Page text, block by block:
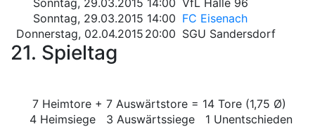
Sonntag, 29.03.2015 14:00 VfL Halle 96
Sonntag, 29.03.2015 14:00 FC Eisenach
Donnerstag, 02.04.2015 20:00 SGU Sandersdorf
21. Spieltag
7 Heimtore + 7 Auswärtstore = 14 Tore (1,75 Ø)
4 Heimsiege 3 Auswärtssiege 1 Unentschieden